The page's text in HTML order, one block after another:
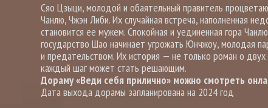
Сяо Цзыци, молодой и обаятельный правитель
Чанлю, Чжэн Либи. Их случайная встреча, наполненная
становится ее мужем. Спокойная и уединенная гора
государство Шао начинает угрожать Юнчжоу, молодая
и предательством. Их история — не только роман о
каждый шаг может стать решающим.
Дораму «Веди себя прилично» можно смотреть
Дата выхода дорамы запланирована на 2024 год